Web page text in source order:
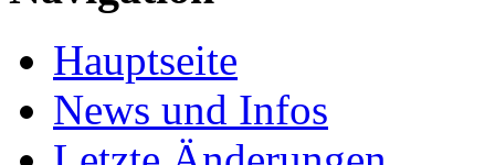
Hauptseite
News und Infos